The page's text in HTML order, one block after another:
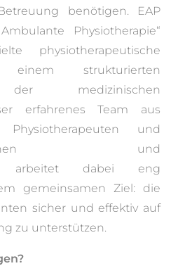
benötigen. EAP
Physiotherapie“
physiotherapeutische
strukturierten
der medizinischen
erfahrenes Team aus
Physiotherapeuten und
und
arbeitet dabei eng
gemeinsamen Ziel: die
sicher und effektiv auf
zu unterstützen.